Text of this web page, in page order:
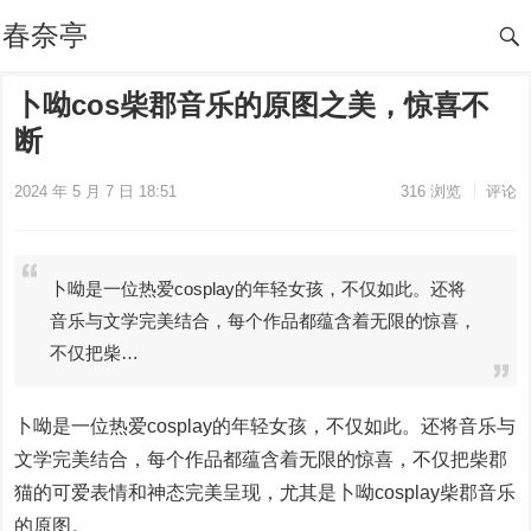
春奈亭
卜呦cos柴郡音乐的原图之美，惊喜不
断
2024 年 5 月 7 日 18:51 316浏览 评论
卜呦是一位热爱cosplay的年轻女孩，不仅如此。还将
音乐与文学完美结合，每个作品都蕴含着无限的惊喜，
不仅把柴…
卜呦是一位热爱cosplay的年轻女孩，不仅如此。还将音乐与
文学完美结合，每个作品都蕴含着无限的惊喜，不仅把柴郡
猫的可爱表情和神态完美呈现，尤其是卜呦cosplay柴郡音乐
的原图。